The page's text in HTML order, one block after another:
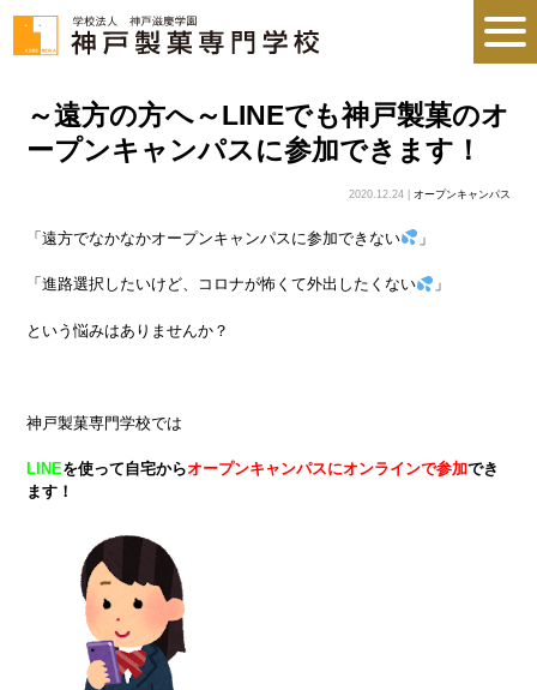
～遠方の方へ～LINEでも神戸製菓のオ
ープンキャンパスに参加できます！
2020.12.24 | オープンキャンパス
「遠方でなかなかオープンキャンパスに参加できない 」
「進路選択したいけど、コロナが怖くて外出したくない 」
という悩みはありませんか？
神戸製菓専門学校では
LINEを使って自宅からオープンキャンパスにオンラインで参加でき
ます！